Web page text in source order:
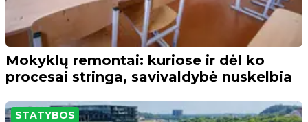
Mokyklų remontai: kuriose ir dėl ko
procesai stringa, savivaldybė nuskelbia
STATYBOS